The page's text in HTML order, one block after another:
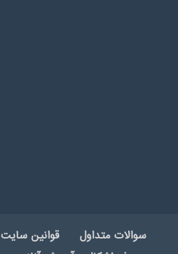
سوالات متداول
قوانین سایت